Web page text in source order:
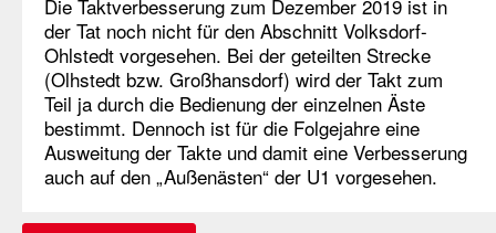
Die Taktverbesserung zum Dezember 2019 ist in
der Tat noch nicht für den Abschnitt Volksdorf-
Ohlstedt vorgesehen. Bei der geteilten Strecke
(Olhstedt bzw. Großhansdorf) wird der Takt zum
Teil ja durch die Bedienung der einzelnen Äste
bestimmt. Dennoch ist für die Folgejahre eine
Ausweitung der Takte und damit eine Verbesserung
auch auf den „Außenästen“ der U1 vorgesehen.